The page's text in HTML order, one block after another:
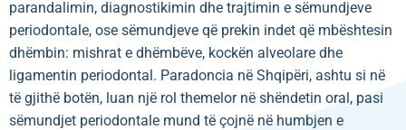
parandalimin, diagnostikimin dhe trajtimin e sëmundjeve
periodontale, ose sëmundjeve që prekin indet që mbështesin
dhëmbin: mishrat e dhëmbëve, kockën alveolare dhe
ligamentin periodontal. Paradoncia në Shqipëri, ashtu si në
të gjithë botën, luan një rol themelor në shëndetin oral, pasi
sëmundjet periodontale mund të çojnë në humbjen e